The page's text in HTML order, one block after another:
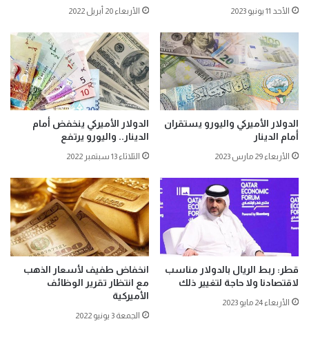
الأحد 11 يونيو 2023 الأربعاء 20 أبريل 2022
الدولار الأميركي واليورو يستقران
أمام الدينار
الأربعاء 29 مارس 2023
الدولار الأميركي ينخفض أمام
الدينار.. واليورو يرتفع
الثلاثاء 13 سبتمبر 2022
قطر: ربط الريال بالدولار مناسب
لاقتصادنا ولا حاجة لتغيير ذلك
الأربعاء 24 مايو 2023
انخفاض طفيف لأسعار الذهب
مع انتظار تقرير الوظائف
الأميركية
الجمعة 3 يونيو 2022